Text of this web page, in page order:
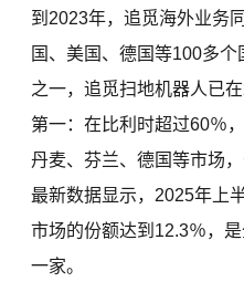
到2023年，追觅海外业务
国、美国、德国等100多
之一，追觅扫地机器人已
第一：在比利时超过60％
丹麦、芬兰、德国等市场
最新数据显示，2025年上
市场的份额达到12.3％，
一家。